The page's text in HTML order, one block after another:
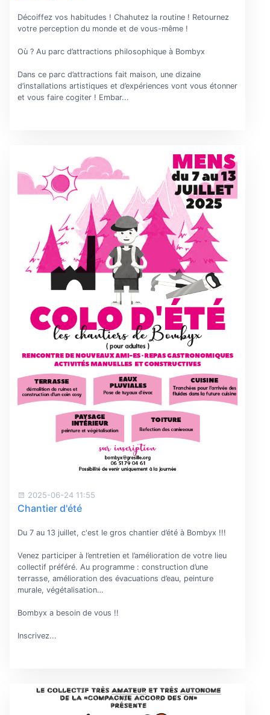
Décoiffez vos habitudes ! Chahutez la routine ! Retournez
votre perception du monde et de vous-même !
Où ? Au parc d’attractions philosophique à Bombyx
Dans ce parc d’attractions fait maison, une dizaine
d’installations artistiques et d’expériences vont vous étonner
et vous faire cogiter ! Embar...
2025-06-24 11:55
Chantier d'été
Du 7 au 13 juillet, c'est le gros chantier d’été à Bombyx !!!
Venez participer à l’entretien et l’amélioration de votre lieu
collectif préféré. Au programme : construction d’une
terrasse, amélioration des évacuations d’eau, peinture
murale, végétalisation…
Bombyx a besoin de vous !!
Inscrivez...